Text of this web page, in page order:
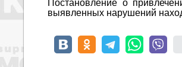
Постановление о
выявленных нарушений